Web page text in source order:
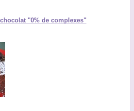
"0% de complexes"